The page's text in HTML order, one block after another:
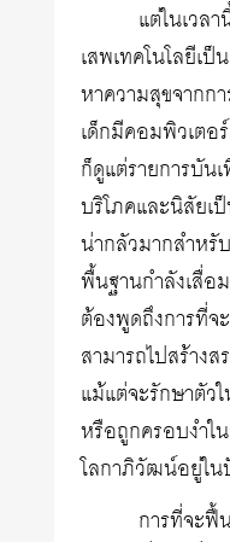
แต่ในเวล
เสพเทคโนโลยี
หาความสุขจากก
เด็กมีคอมพิวเตอ
ก็ดูแต่รายการบั
บริโภคและนิสัยเ
น่ากลัวมากสำห
พื้นฐานกำลังเสื่
ต้องพูดถึงการที่จ
สามารถไปสร้าง
แม้แต่จะรักษาตัว
หรือถูกครอบงำใ
โลกาภิวัฒน์อยู่ใน
การที่จะ